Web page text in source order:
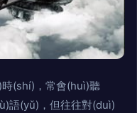
(shí)，常會(huì)聽
語(yǔ)，但往往對(duì)